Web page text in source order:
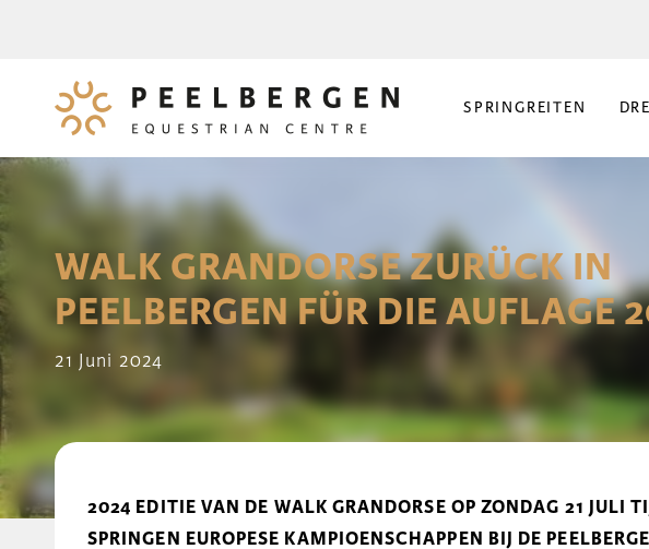
SPRINGREITEN
WALK GRANDORSE ZURÜCK IN
PEELBERGEN FÜR DIE AUFLAGE
21 Juni 2024
2024 EDITIE VAN DE WALK GRANDORSE OP ZONDAG 21 JULI
SPRINGEN EUROPESE KAMPIOENSCHAPPEN BIJ DE